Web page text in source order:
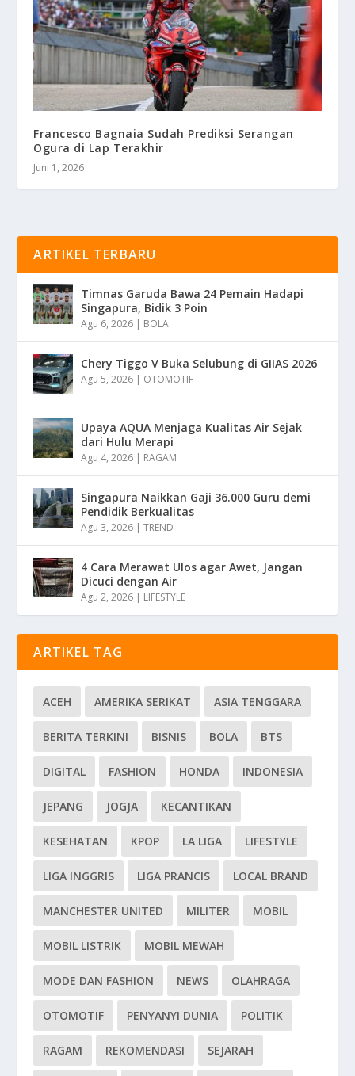
Francesco Bagnaia Sudah Prediksi Serangan
Ogura di Lap Terakhir
Juni 1, 2026
ARTIKEL TERBARU
Timnas Garuda Bawa 24 Pemain Hadapi
Singapura, Bidik 3 Poin
Agu 6, 2026 | BOLA
Chery Tiggo V Buka Selubung di GIIAS 2026
Agu 5, 2026 | OTOMOTIF
Upaya AQUA Menjaga Kualitas Air Sejak
dari Hulu Merapi
Agu 4, 2026 | RAGAM
Singapura Naikkan Gaji 36.000 Guru demi
Pendidik Berkualitas
Agu 3, 2026 |TREND
4 Cara Merawat Ulos agar Awet, Jangan
Dicuci dengan Air
Agu 2, 2026 | LIFESTYLE
ARTIKEL TAG
ACEH AMERIKA SERIKAT ASIA TENGGARA
BERITA TERKINI BISNIS BOLA BTS
DIGITAL FASHION HONDA INDONESIA
JEPANG JOGJA KECANTIKAN
KESEHATAN KPOP LA LIGA LIFESTYLE
LIGA INGGRIS LIGA PRANCIS LOCAL BRAND
MANCHESTER UNITED MILITER MOBIL
MOBIL LISTRIK MOBIL MEWAH
MODE DAN FASHION NEWS OLAHRAGA
OTOMOTIF PENYANYI DUNIA POLITIK
RAGAM REKOMENDASI SEJARAH